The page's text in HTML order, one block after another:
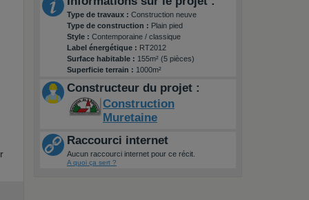
Type de travaux : Construction neuve
Type de construction : Plain pied
Style : Contemporaine / classique
Label énergétique : RT2012
Surface habitable : 155m² (5 pièces)
Superficie terrain : 1000m²
Constructeur du projet :
Construction
Muretaine
Raccourci internet
Aucun raccourci internet pour ce récit.
A quoi ça sert ?